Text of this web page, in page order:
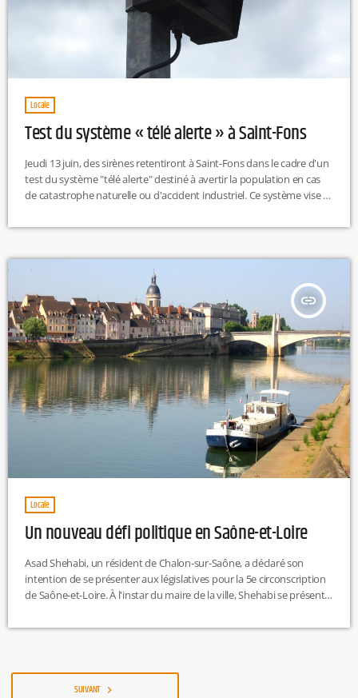
Locale
Test du système « télé alerte » à Saint-Fons
Jeudi 13 juin, des sirènes retentiront à Saint-Fons dans le cadre d'un
test du système "télé alerte" destiné à avertir la population en cas
de catastrophe naturelle ou d'accident industriel. Ce système vise à
permettre aux habitants de réagir efficacement face à des situations
insert_link
Locale
Un nouveau défi politique en Saône-et-Loire
Asad Shehabi, un résident de Chalon-sur-Saône, a déclaré son
intention de se présenter aux législatives pour la 5e circonscription
de Saône-et-Loire. À l'instar du maire de la ville, Shehabi se présente
première pour lui, et il dispose jusqu'à vendredi pour soumettre
SUIVANT navigate_next